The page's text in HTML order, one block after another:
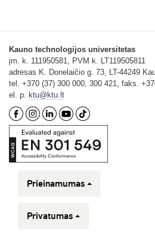
Kauno technologijos universitetas
įm. k. 111950581, PVM k. LT119505811
adresas K. Donelaičio g. 73, LT-44249
tel. +370 (37) 300 000, 300 421, faks.
el. p. ktu@ktu.lt
Prieinamumas
Privatumas